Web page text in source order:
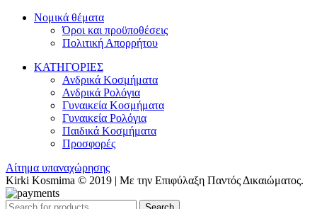
Νομικά θέματα
Όροι και προϋποθέσεις
Πολιτική Απορρήτου
ΚΑΤΗΓΟΡΙΕΣ
Ανδρικά Κοσμήματα
Ανδρικά Ρολόγια
Γυναικεία Κοσμήματα
Γυναικεία Ρολόγια
Παιδικά Κοσμήματα
Προσφορές
Αίτημα υπαναχώρησης
Kirki Kosmima © 2019 | Με την Επιφύλαξη Παντός Δικαιώματος.